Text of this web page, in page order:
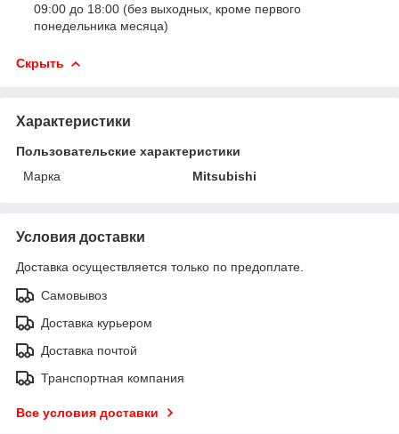
09:00 до 18:00 (без выходных, кроме первого
понедельника месяца)
Скрыть
Характеристики
Пользовательские характеристики
Марка
Mitsubishi
Условия доставки
Доставка осуществляется только по предоплате.
Самовывоз
Доставка курьером
Доставка почтой
Транспортная компания
Все условия доставки